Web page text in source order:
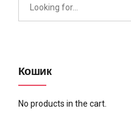
Кошик
No products in the cart.